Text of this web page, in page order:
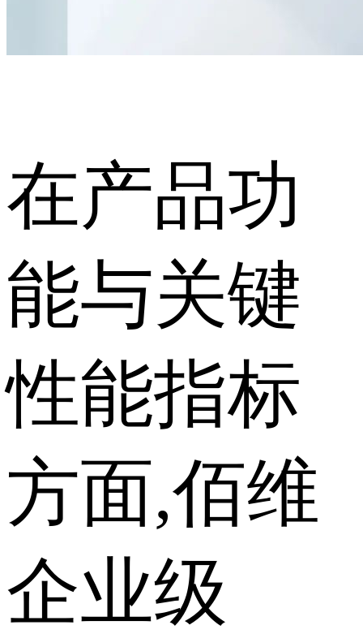
在产品功
能与关键
性能指标
方面,佰维
企业级